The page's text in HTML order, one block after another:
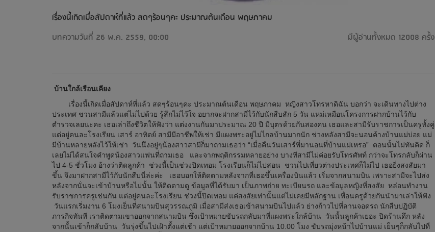
เรื่องนี้เกิดเมื่อสัปดาห์ที่แล้ว สดๆร้อนๆคะ ประมาณต้นเดือน พฤษภาคม
บทความวันที่ 26 พ.ค. 2559, 00:00
มีผู้อ่านทั้งหมด 12008 ครั้ง
บ้านใกล้เรือนเคียง
เรื่องนี้เกิดเมื่อสัปดาห์ที่แล้ว สดๆร้อนๆคะ ประมาณต้นเดือน พฤษภาคม หญิงสาวโทรหาดิฉัน บอกว่า จะเดินทางไปต่าง
ประเทศ ชวนสามีแล้วแต่ไม่ไปด้วย รู้สึกไม่ไว้ใจ อยากจะฝากสามีไว้กับนักสืบสัก 5 วัน แหม่เหมือนโครงการฝากบ้านไว้กับ
ตำรวจเลยนะคะ เธอเล่าถึงชีวิตให้ฟังว่า แต่งงานกันมาประมาณ 20 ปี มีบุตรด้วยกันสองคน เธอและสามีรับราชการเป็นครูทั้งคู่
แต่อยู่คนละโรงเรียน เสาร์ อาทิตย์ สามีมีอาชีพให้เช่า มีแผงพระอยู่ไม่ไกลบ้านมากนัก ช่วงหลังสามีจะนอนค้างบ้านแม่บ่อย แม่
มีบ้านหลายหลังไว้ให้เช่า วันนึงอยู่ๆน้องสาวสามีก็มาถามเธอว่า “เมื่อคืนวันเสาร์พี่มานอนที่บ้านแม่เหรอ” ตอนนั้นไม่ทันคิด ก็
เลยไม่ได้สนใจคำพูดน้องสาวแฟนที่ถามเธอ และจากพฤติกรรมหลายอย่าง บางทีสามีไม่ค่อยรับโทรศัพท์ กว่าจะโทรกลับก็ผ่าน
ไป 4-5 ชั่วโมง อ้างว่าติดลูกค้า ช่วงนี้เป็นช่วงปิดเทอม โรงเรียนก็ไม่ไปสอน ชวนไปเที่ยวต่างประเทศก็ไม่ไป เธอยิ่งสงสัยมา
ขึ้น จึงมาฝากสามีไว้กับนักสืบนี่ล่ะค่ะ เธอบอกให้ติดตามหลังจากที่เธอขึ้นเครื่องบินแล้ว เริ่มจากสนามบิน เพราะสามีจะไปส่ง
หลังจากนั่นจะเข้าบ้านหรือไม่นั้น ให้ติดตามดู ข้อมูลที่ได้รับมา เป็นภาพถ่าย ทะเบียนรถ และข้อมูลหญิงที่สงสัย หล่อนทำงาน
รับราชการครูเช่นกัน แต่อยู่คนละโรงเรียน ช่วงนี้ปิดเทอม แค่สงสัยเท่านั้นแต่ไม่เคยมีหลักฐาน เพื่อนครูด้วยกันนำมาเล่าให้ฟัง
วันแรกเริ่มงาน 6 โมงเย็นที่สนามบินสุวรรณภูมิ เมื่อสามีส่งเธอเข้าสนามบินไปแล้ว ย่างก้าวไปที่ลานจอดรถ นักสืบปฏิบัติ
ภารกิจทันที เราติดตามเขาออกจากสนามบิน ซึ่งเป้าหมายขับรถกลับมาที่แผงพระใกล้บ้าน วันนั้นลูกค้าเยอะ ปิดร้านดึก หลัง
จากนั้นเข้าก็กลับบ้าน วันรุ่งขึ้นไปเฝ้าตั้งแต่เช้า แต่เป้าหมายออกจากบ้าน 10.00 โมง ขับรถมุ่งหน้าไปบ้านแม่ เย็นๆก็กลับไปที่